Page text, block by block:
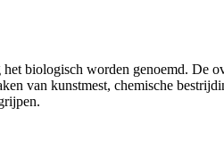
biologisch worden genoemd. De
van kunstmest, chemische